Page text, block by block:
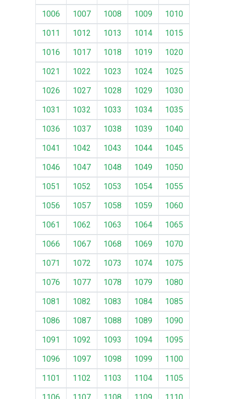
1006
1007 1008 1009
1010
1011
1012 1013 1014
1015
1016
1017 1018 1019
1020
1021
1022 1023 1024
1025
1026
1027 1028 1029
1030
1031
1032 1033 1034
1035
1036
1037 1038 1039
1040
1041
1042 1043 1044
1045
1046
1047 1048 1049
1050
1051
1052 1053 1054
1055
1056
1057 1058 1059
1060
1061
1062 1063 1064
1065
1066
1067 1068 1069
1070
1071
1072 1073 1074
1075
1076
1077 1078 1079
1080
1081
1082 1083 1084
1085
1086
1087 1088 1089
1090
1091
1092 1093 1094
1095
1096
1097 1098 1099
1100
1101
1102 1103 1104
1105